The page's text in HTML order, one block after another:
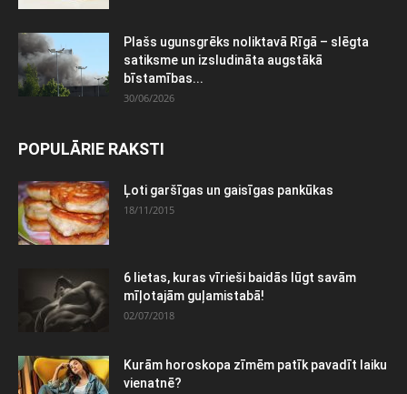
Plašs ugunsgrēks noliktavā Rīgā – slēgta
satiksme un izsludināta augstākā
bīstamības...
30/06/2026
POPULĀRIE RAKSTI
Ļoti garšīgas un gaisīgas pankūkas
18/11/2015
6 lietas, kuras vīrieši baidās lūgt savām
mīļotajām guļamistabā!
02/07/2018
Kurām horoskopa zīmēm patīk pavadīt laiku
vienatnē?